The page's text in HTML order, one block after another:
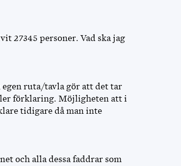
27345 personer. Vad ska jag
egen ruta/tavla gör att det tar
förklaring. Möjligheten att i
tidigare då man inte
och alla dessa faddrar som